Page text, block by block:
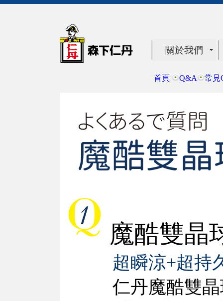
關於我們
首頁 Q&A 常見
魔酷雙晶
超瞬涼+超持
仁丹魔酷雙